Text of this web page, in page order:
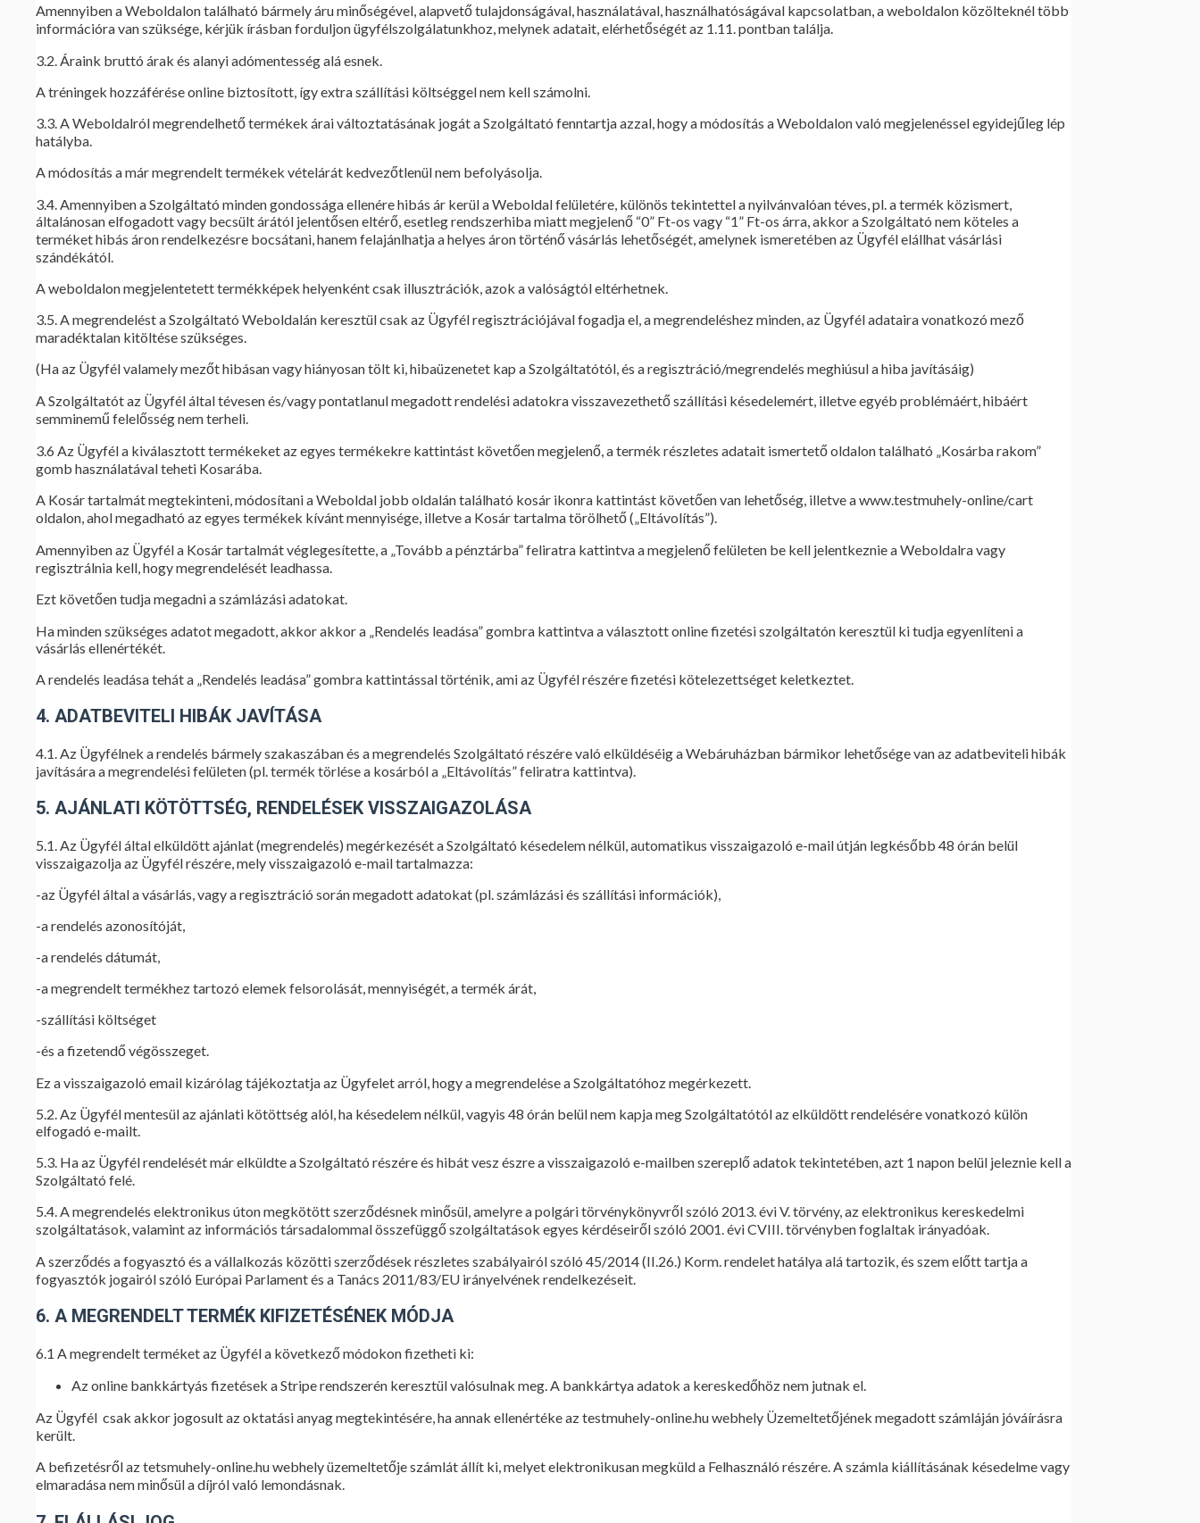
Amennyiben a Weboldalon található bármely áru minőségével, alapvető tulajdonságával, használatával, használhatóságával kapcsolatban, a weboldalon közölteknél több
információra van szüksége, kérjük írásban forduljon ügyfélszolgálatunkhoz, melynek adatait, elérhetőségét az 1.11. pontban találja.
3.2. Áraink bruttó árak és alanyi adómentesség alá esnek.
A tréningek hozzáférése online biztosított, így extra szállítási költséggel nem kell számolni.
3.3. A Weboldalról megrendelhető termékek árai változtatásának jogát a Szolgáltató fenntartja azzal, hogy a módosítás a Weboldalon való megjelenéssel egyidejűleg lép
hatályba.
A módosítás a már megrendelt termékek vételárát kedvezőtlenül nem befolyásolja.
3.4. Amennyiben a Szolgáltató minden gondossága ellenére hibás ár kerül a Weboldal felületére, különös tekintettel a nyilvánvalóan téves, pl. a termék közismert,
általánosan elfogadott vagy becsült árától jelentősen eltérő, esetleg rendszerhiba miatt megjelenő “0” Ft-os vagy “1” Ft-os árra, akkor a Szolgáltató nem köteles a
terméket hibás áron rendelkezésre bocsátani, hanem felajánlhatja a helyes áron történő vásárlás lehetőségét, amelynek ismeretében az Ügyfél elállhat vásárlási
szándékától.
A weboldalon megjelentetett termékképek helyenként csak illusztrációk, azok a valóságtól eltérhetnek.
3.5. A megrendelést a Szolgáltató Weboldalán keresztül csak az Ügyfél regisztrációjával fogadja el, a megrendeléshez minden, az Ügyfél adataira vonatkozó mező
maradéktalan kitöltése szükséges.
(Ha az Ügyfél valamely mezőt hibásan vagy hiányosan tölt ki, hibaüzenetet kap a Szolgáltatótól, és a regisztráció/megrendelés meghiúsul a hiba javításáig)
A Szolgáltatót az Ügyfél által tévesen és/vagy pontatlanul megadott rendelési adatokra visszavezethető szállítási késedelemért, illetve egyéb problémáért, hibáért
semminemű felelősség nem terheli.
3.6 Az Ügyfél a kiválasztott termékeket az egyes termékekre kattintást követően megjelenő, a termék részletes adatait ismertető oldalon található „Kosárba rakom”
gomb használatával teheti Kosarába.
A Kosár tartalmát megtekinteni, módosítani a Weboldal jobb oldalán található kosár ikonra kattintást követően van lehetőség, illetve a www.testmuhely-online/cart
oldalon, ahol megadható az egyes termékek kívánt mennyisége, illetve a Kosár tartalma törölhető („Eltávolítás”).
Amennyiben az Ügyfél a Kosár tartalmát véglegesítette, a „Tovább a pénztárba” feliratra kattintva a megjelenő felületen be kell jelentkeznie a Weboldalra vagy
regisztrálnia kell, hogy megrendelését leadhassa.
Ezt követően tudja megadni a számlázási adatokat.
Ha minden szükséges adatot megadott, akkor akkor a „Rendelés leadása” gombra kattintva a választott online fizetési szolgáltatón keresztül ki tudja egyenlíteni a
vásárlás ellenértékét.
A rendelés leadása tehát a „Rendelés leadása” gombra kattintással történik, ami az Ügyfél részére fizetési kötelezettséget keletkeztet.
4. ADATBEVITELI HIBÁK JAVÍTÁSA
4.1. Az Ügyfélnek a rendelés bármely szakaszában és a megrendelés Szolgáltató részére való elküldéséig a Webáruházban bármikor lehetősége van az adatbeviteli hibák
javítására a megrendelési felületen (pl. termék törlése a kosárból a „Eltávolítás” feliratra kattintva).
5. AJÁNLATI KÖTÖTTSÉG, RENDELÉSEK VISSZAIGAZOLÁSA
5.1. Az Ügyfél által elküldött ajánlat (megrendelés) megérkezését a Szolgáltató késedelem nélkül, automatikus visszaigazoló e-mail útján legkésőbb 48 órán belül
visszaigazolja az Ügyfél részére, mely visszaigazoló e-mail tartalmazza:
-az Ügyfél által a vásárlás, vagy a regisztráció során megadott adatokat (pl. számlázási és szállítási információk),
-a rendelés azonosítóját,
-a rendelés dátumát,
-a megrendelt termékhez tartozó elemek felsorolását, mennyiségét, a termék árát,
-szállítási költséget
-és a fizetendő végösszeget.
Ez a visszaigazoló email kizárólag tájékoztatja az Ügyfelet arról, hogy a megrendelése a Szolgáltatóhoz megérkezett.
5.2. Az Ügyfél mentesül az ajánlati kötöttség alól, ha késedelem nélkül, vagyis 48 órán belül nem kapja meg Szolgáltatótól az elküldött rendelésére vonatkozó külön
elfogadó e-mailt.
5.3. Ha az Ügyfél rendelését már elküldte a Szolgáltató részére és hibát vesz észre a visszaigazoló e-mailben szereplő adatok tekintetében, azt 1 napon belül jeleznie kell a
Szolgáltató felé.
5.4. A megrendelés elektronikus úton megkötött szerződésnek minősül, amelyre a polgári törvénykönyvről szóló 2013. évi V. törvény, az elektronikus kereskedelmi
szolgáltatások, valamint az információs társadalommal összefüggő szolgáltatások egyes kérdéseiről szóló 2001. évi CVIII. törvényben foglaltak irányadóak.
A szerződés a fogyasztó és a vállalkozás közötti szerződések részletes szabályairól szóló 45/2014 (II.26.) Korm. rendelet hatálya alá tartozik, és szem előtt tartja a
fogyasztók jogairól szóló Európai Parlament és a Tanács 2011/83/EU irányelvének rendelkezéseit.
6. A MEGRENDELT TERMÉK KIFIZETÉSÉNEK MÓDJA
6.1 A megrendelt terméket az Ügyfél a következő módokon fizetheti ki:
Az online bankkártyás fizetések a Stripe rendszerén keresztül valósulnak meg. A bankkártya adatok a kereskedőhöz nem jutnak el.
Az Ügyfél csak akkor jogosult az oktatási anyag megtekintésére, ha annak ellenértéke az testmuhely-online.hu webhely Üzemeltetőjének megadott számláján jóváírásra
került.
A befizetésről az tetsmuhely-online.hu webhely üzemeltetője számlát állít ki, melyet elektronikusan megküld a Felhasználó részére. A számla kiállításának késedelme vagy
elmaradása nem minősül a díjról való lemondásnak.